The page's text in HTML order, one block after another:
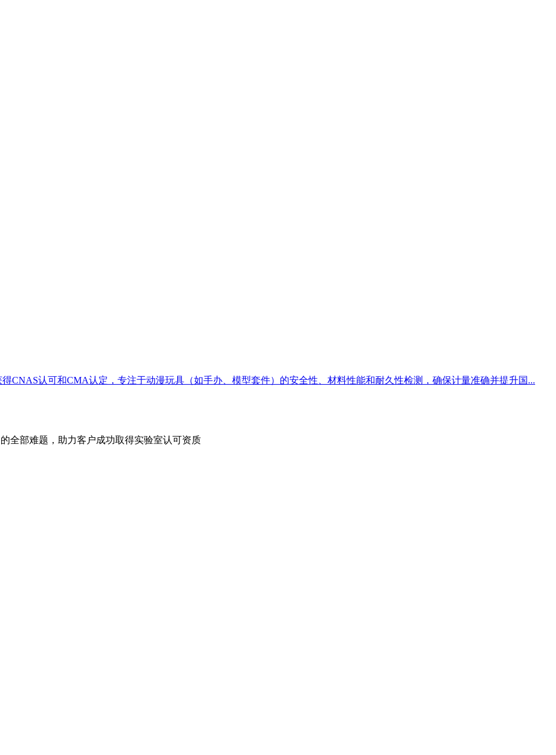
CNAS认可和CMA认定，专注于动漫玩具（如手办、模型套件）的安全性、材料性能和耐久性检测，确保计量准确并提升国...
全部难题，助力客户成功取得实验室认可资质